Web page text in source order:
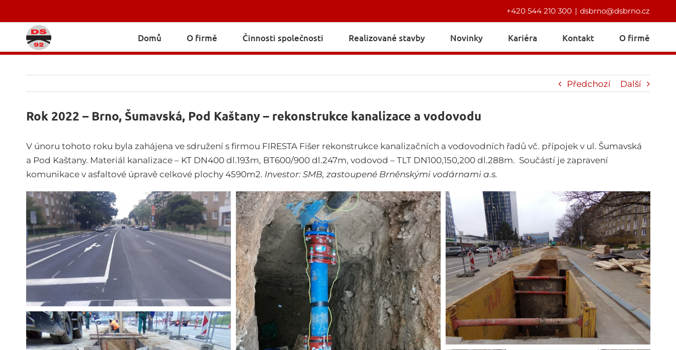
to
content
+420 544 210 300 | dsbrno@dsbrno.cz
Domů O firmě Činnosti společnosti Realizované stavby Novinky Kariéra Kontakt O firmě
Předchozí Další
Rok 2022 – Brno, Šumavská, Pod Kaštany – rekonstrukce kanalizace a vodovodu
V únoru tohoto roku byla zahájena ve sdružení s firmou FIRESTA Fišer rekonstrukce kanalizačních a vodovodních řadů vč. přípojek v ul. Šumavská
a Pod Kaštany. Materiál kanalizace – KT DN400 dl.193m, BT600/900 dl.247m, vodovod – TLT DN100,150,200 dl.288m. Součástí je zapravení
komunikace v asfaltové úpravě celkové plochy 4590m2. Investor: SMB, zastoupené Brněnskými vodárnami a.s.